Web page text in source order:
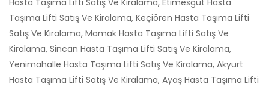
Hasta Taşıma Lifti Satış Ve Kiralama, Etimesgut Hasta
Taşıma Lifti Satış Ve Kiralama, Keçiören Hasta Taşıma Lifti
Satış Ve Kiralama, Mamak Hasta Taşıma Lifti Satış Ve
Kiralama, Sincan Hasta Taşıma Lifti Satış Ve Kiralama,
Yenimahalle Hasta Taşıma Lifti Satış Ve Kiralama, Akyurt
Hasta Taşıma Lifti Satış Ve Kiralama, Ayaş Hasta Taşıma Lifti